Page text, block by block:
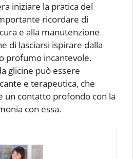
iniziare la pratica del
ricordare di
e alla manutenzione
di lasciarsi ispirare dalla
profumo incantevole.
glicine può essere
e terapeutica, che
contatto profondo con la
con essa.